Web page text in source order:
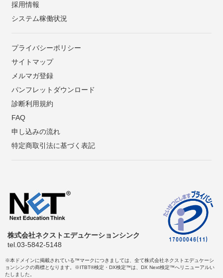
採用情報
システム稼働状況
プライバシーポリシー
サイトマップ
メルマガ登録
パンフレットダウンロード
診断利用規約
FAQ
申し込みの流れ
特定商取引法に基づく表記
株式会社ネクストエデュケーションシンク
tel.03-5842-5148
※本ドメインに掲載されている™マークにつきましては、全て株式会社ネクストエデュケーシ
ョンシンクの商標となります。※ITBT®検定・DX検定™は、DX Next検定™へリニューアルい
たしました。